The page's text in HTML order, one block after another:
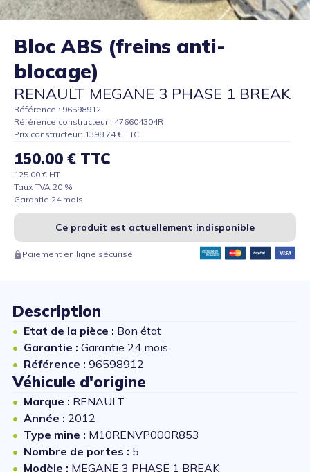
Bloc ABS (freins anti-
blocage)
RENAULT MEGANE 3 PHASE 1 BREAK
Référence : 96598912
Référence constructeur : 476604304R
Prix constructeur: 1398.74 € TTC
150.00 € TTC
125.00 € HT
Taux TVA 20 %
Garantie 24 mois
Ce produit est actuellement indisponible
Paiement en ligne sécurisé
Description
Etat de la pièce : Bon état
Garantie : Garantie 24 mois
Référence : 96598912
Véhicule d'origine
Marque : RENAULT
Année : 2012
Type mine : M10RENVP000R853
Nombre de portes : 5
Modèle : MEGANE 3 PHASE 1 BREAK